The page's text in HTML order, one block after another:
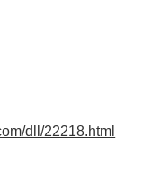
dll/22218.html